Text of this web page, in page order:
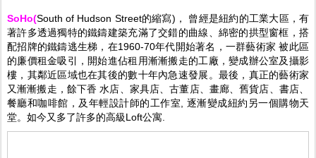
SoHo(South of Hudson Street的縮寫)， 曾經是紐約的工業大區，有
著許多透過獨特的鐵鑄建築充滿了交錯的曲線、綿密的拱型窗框，搭
配招牌的鐵鑄逃生梯，在1960-70年代開始著名，一群藝術家 被此區
的廉價租金吸引，開始進佔租用漸漸搬走的工廠，變成辦公室及攝影
樓，其鄰近區域也在其後的數十年內急速發展。最後，真正的藝術家
又漸漸搬走，餘下香 水店、家具店、古董店、畫廊、舊貨店、書店、
餐廳和咖啡館，及年輕設計師的工作室, 逐漸變成紐約另一個購物天
堂。如今又多了許多的高級Loft公寓.